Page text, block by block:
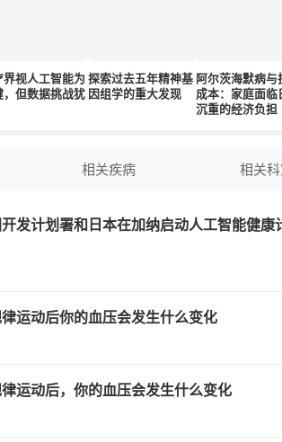
界视人工智能为
，但数据挑战犹
探索过去五年精神基
因组学的重大发现
阿尔茨海默病与
成本：家庭面临
沉重的经济负担
相关疾病 相关
发计划署和日本在加纳启动人工智能健
运动后你的血压会发生什么变化
运动后，你的血压会发生什么变化